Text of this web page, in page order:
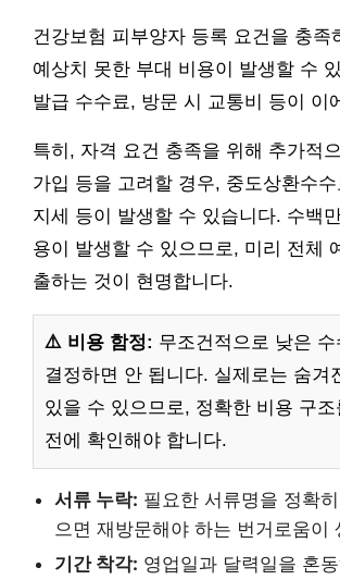
건강보험 피부양자 등록 요건을 충족
예상치 못한 부대 비용이 발생할 수
발급 수수료, 방문 시 교통비 등이 이
특히, 자격 요건 충족을 위해 추가적
가입 등을 고려할 경우, 중도상환수
지세 등이 발생할 수 있습니다. 수백
용이 발생할 수 있으므로, 미리 전체
출하는 것이 현명합니다.
⚠️ 비용 함정: 무조건적으로 낮은
결정하면 안 됩니다. 실제로는 숨겨
있을 수 있으므로, 정확한 비용 구
전에 확인해야 합니다.
서류 누락: 필요한 서류명을 정확
으면 재방문해야 하는 번거로움이
기간 착각: 영업일과 달력일을 혼